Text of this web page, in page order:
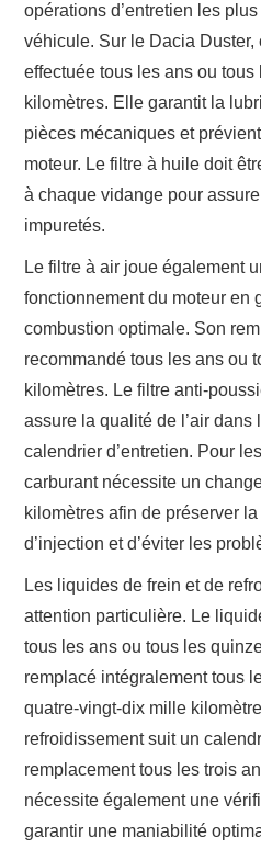
opérations d’entretien les
véhicule. Sur le Dacia
effectuée tous les ans ou
kilomètres. Elle garantit la
pièces mécaniques et
moteur. Le filtre à huile doit
à chaque vidange pour
impuretés.
Le filtre à air joue également
fonctionnement du moteur en
combustion optimale. Son
recommandé tous les ans ou
kilomètres. Le filtre anti-
assure la qualité de l’air dans
calendrier d’entretien. Pour
carburant nécessite un
kilomètres afin de préserver
d’injection et d’éviter les
Les liquides de frein et de
attention particulière. Le
tous les ans ou tous les
remplacé intégralement tous
quatre-vingt-dix mille
refroidissement suit un
remplacement tous les trois
nécessite également une
garantir une maniabilité